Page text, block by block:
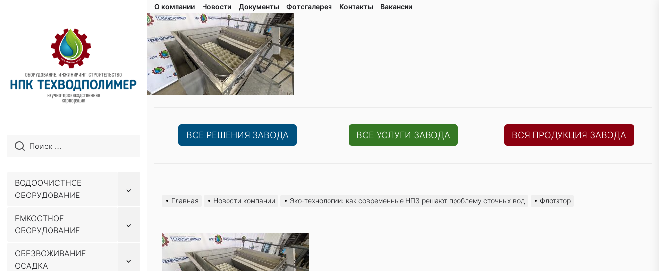
ВСЕ РЕШЕНИЯ ЗАВОДА ВСЕ УСЛУГИ ЗАВОДА ВСЯ ПРОДУКЦИЯ ЗАВОДА
ВОДООЧИСТНОЕ
ОБОРУДОВАНИЕ
Показывать
ЕМКОСТНОЕ
ОБОРУДОВАНИЕ
Показывать
ОБЕЗВОЖИВАНИЕ
ОСАДКА
Показывать
Главная Новости компании Эко-технологии: как современные НПЗ решают проблему сточных вод Флотатор
О компании Новости Документы Фотогалерея Контaкты Вакaнсии